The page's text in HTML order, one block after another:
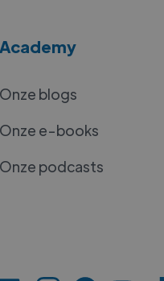
Academy
Onze blogs
Onze e-books
Onze podcasts